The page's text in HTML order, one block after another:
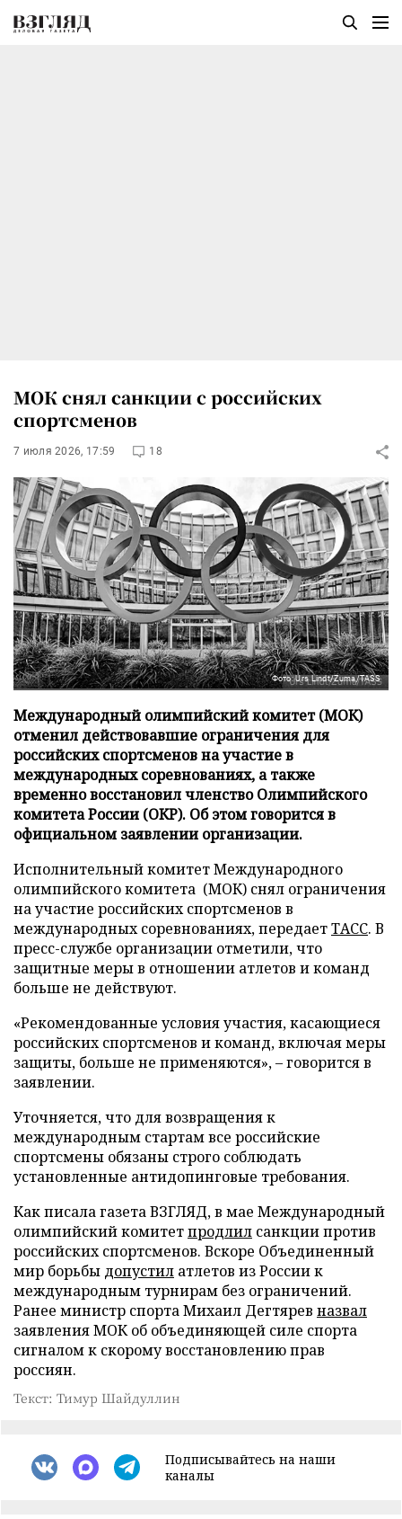
МОК снял санкции с российских
спортсменов
7 июля 2026, 17:59 18
Фото: Urs Lindt/Zuma/TASS
Международный олимпийский комитет (МОК)
отменил действовавшие ограничения для
российских спортсменов на участие в
международных соревнованиях, а также
временно восстановил членство Олимпийского
комитета России (ОКР). Об этом говорится в
официальном заявлении организации.
Исполнительный комитет Международного
олимпийского комитета (МОК) снял ограничения
на участие российских спортсменов в
международных соревнованиях, передаетТАСС. В
пресс-службе организации отметили, что
защитные меры в отношении атлетов и команд
больше не действуют.
«Рекомендованные условия участия, касающиеся
российских спортсменов и команд, включая меры
защиты, больше не применяются», – говорится в
заявлении.
Уточняется, что для возвращения к
международным стартам все российские
спортсмены обязаны строго соблюдать
установленные антидопинговые требования.
Как писала газета ВЗГЛЯД, в мае Международный
олимпийский комитетпродлил санкции против
российских спортсменов. Вскоре Объединенный
мир борьбы допустил атлетов из России к
международным турнирам без ограничений.
Ранее министр спорта Михаил Дегтярев назвал
заявления МОК об объединяющей силе спорта
сигналом к скорому восстановлению прав
россиян.
Текст: Тимур Шайдуллин
Подписывайтесь на наши
каналы